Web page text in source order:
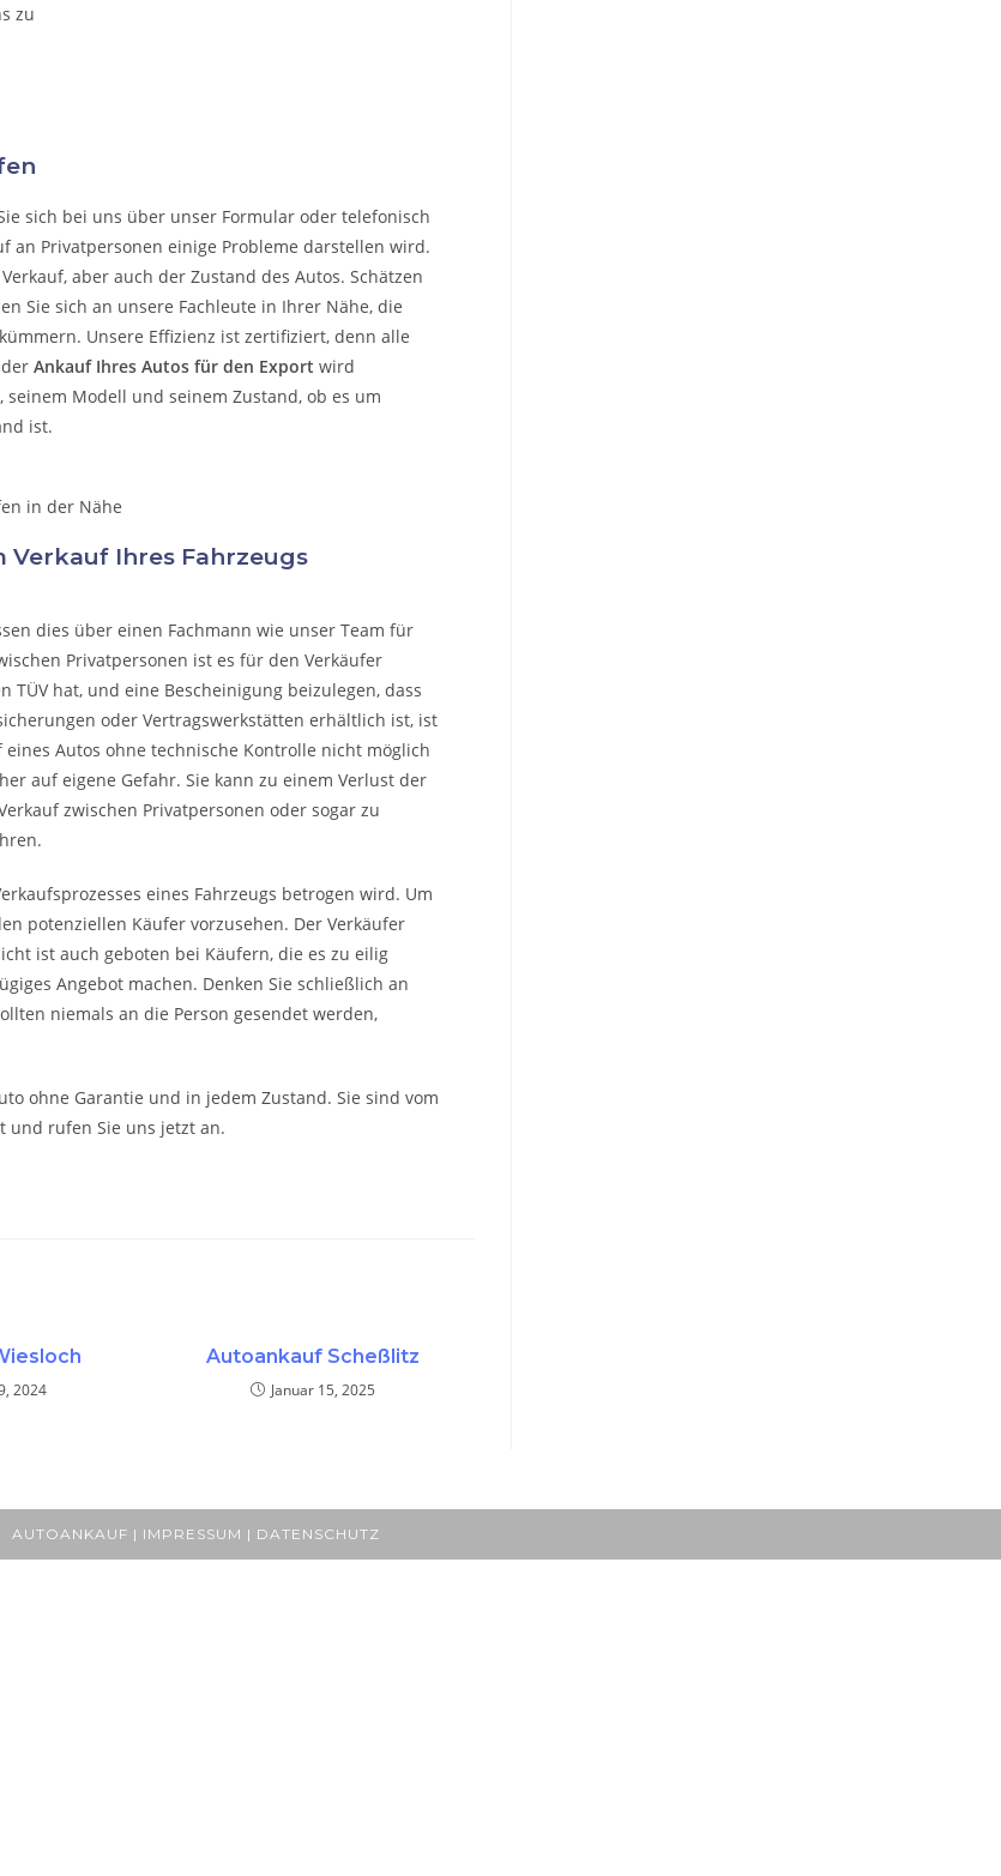
zu
sich bei uns über unser Formular oder telefonisch
an Privatpersonen einige Probleme darstellen wird.
aber auch der Zustand des Autos. Schätzen
Sie sich an unsere Fachleute in Ihrer Nähe, die
Unsere Effizienz ist zertifiziert, denn alle
Ankauf Ihres Autos für den Export wird
Modell und seinem Zustand, ob es um
ist.
Verkauf Ihres Fahrzeugs
dies über einen Fachmann wie unser Team für
Privatpersonen ist es für den Verkäufer
TÜV hat, und eine Bescheinigung beizulegen, dass
oder Vertragswerkstätten erhältlich ist, ist
Autos ohne technische Kontrolle nicht möglich
auf eigene Gefahr. Sie kann zu einem Verlust der
zwischen Privatpersonen oder sogar zu
eines Fahrzeugs betrogen wird. Um
potenziellen Käufer vorzusehen. Der Verkäufer
ist auch geboten bei Käufern, die es zu eilig
Angebot machen. Denken Sie schließlich an
niemals an die Person gesendet werden,
ohne Garantie und in jedem Zustand. Sie sind vom
und rufen Sie uns jetzt an.
2024
Autoankauf Scheßlitz
Januar 15, 2025
AUTOANKAUF | IMPRESSUM | DATENSCHUTZ